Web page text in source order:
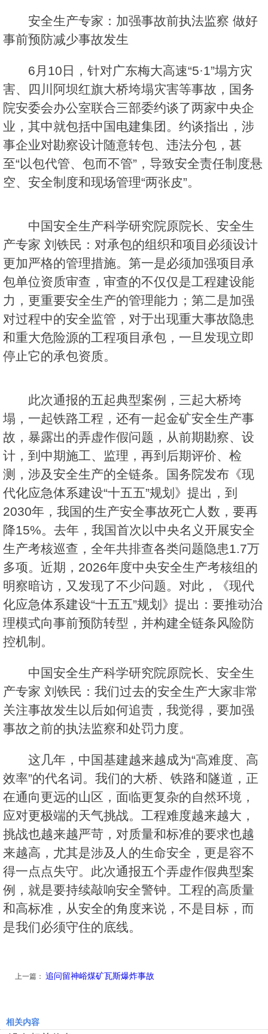
安全生产专家：加强事故前执法监察 做好
事前预防减少事故发生
6月10日，针对广东梅大高速“5·1”塌方灾
害、四川阿坝红旗大桥垮塌灾害等事故，国务
院安委会办公室联合三部委约谈了两家中央企
业，其中就包括中国电建集团。约谈指出，涉
事企业对勘察设计随意转包、违法分包，甚
至“以包代管、包而不管”，导致安全责任制度悬
空、安全制度和现场管理“两张皮”。
中国安全生产科学研究院原院长、安全生
产专家 刘铁民：对承包的组织和项目必须设计
更加严格的管理措施。第一是必须加强项目承
包单位资质审查，审查的不仅仅是工程建设能
力，更重要安全生产的管理能力；第二是加强
对过程中的安全监管，对于出现重大事故隐患
和重大危险源的工程项目承包，一旦发现立即
停止它的承包资质。
此次通报的五起典型案例，三起大桥垮
塌，一起铁路工程，还有一起金矿安全生产事
故，暴露出的弄虚作假问题，从前期勘察、设
计，到中期施工、监理，再到后期评价、检
测，涉及安全生产的全链条。国务院发布《现
代化应急体系建设“十五五”规划》提出，到
2030年，我国的生产安全事故死亡人数，要再
降15%。去年，我国首次以中央名义开展安全
生产考核巡查，全年共排查各类问题隐患1.7万
多项。近期，2026年度中央安全生产考核组的
明察暗访，又发现了不少问题。对此，《现代
化应急体系建设“十五五”规划》提出：要推动治
理模式向事前预防转型，并构建全链条风险防
控机制。
中国安全生产科学研究院原院长、安全生
产专家 刘铁民：我们过去的安全生产大家非常
关注事故发生以后如何追责，我觉得，要加强
事故之前的执法监察和处罚力度。
这几年，中国基建越来越成为“高难度、高
效率”的代名词。我们的大桥、铁路和隧道，正
在通向更远的山区，面临更复杂的自然环境，
应对更极端的天气挑战。工程难度越来越大，
挑战也越来越严苛，对质量和标准的要求也越
来越高，尤其是涉及人的生命安全，更是容不
得一点点失守。此次通报五个弄虚作假典型案
例，就是要持续敲响安全警钟。工程的高质量
和高标准，从安全的角度来说，不是目标，而
是我们必须守住的底线。
上一篇： 追问留神峪煤矿瓦斯爆炸事故
相关内容